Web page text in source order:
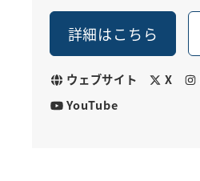
詳細はこちら
ウェブサイト X
YouTube